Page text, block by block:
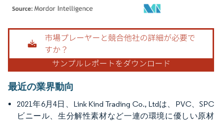
画像 © Mordor Intelligence。再利用にはCC BY 4.0の表示が必要です。
最近の業界動向
2021年6月4日、Link Kind Trading Co., Ltdは、PVC、SPC
ビニール、生分解性素材など一連の環境に優しい原材